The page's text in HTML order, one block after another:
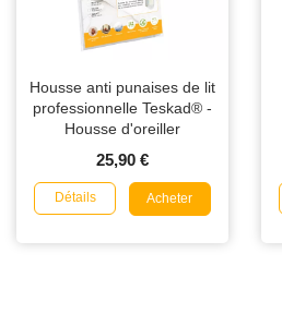
Housse anti punaises de lit
professionnelle Teskad® -
Housse d'oreiller
25,90 €
Détails Acheter